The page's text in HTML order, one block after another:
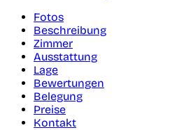
Fotos
Beschreibung
Zimmer
Ausstattung
Lage
Bewertungen
Belegung
Preise
Kontakt